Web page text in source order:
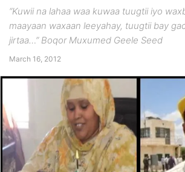
“Kuwii na lahaa waa kuwaa tuugtii iyo
maayaan waxaan leeyahay, tuugtii bay
jirtaa…” Boqor Muxumed Geele Seed
March 16, 2012